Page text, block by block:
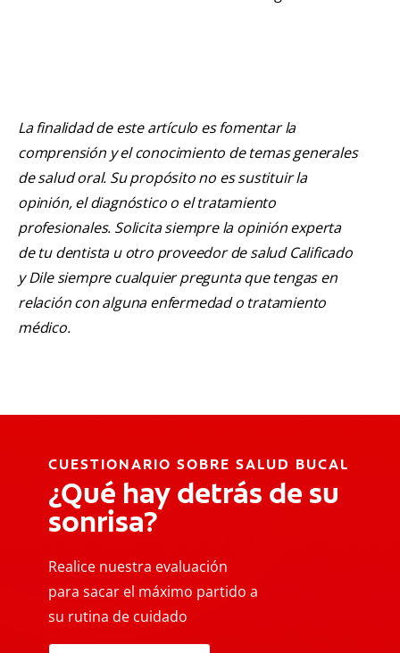
La finalidad de este artículo es fomentar la
comprensión y el conocimiento de temas generales
de salud oral. Su propósito no es sustituir la
opinión, el diagnóstico o el tratamiento
profesionales. Solicita siempre la opinión experta
de tu dentista u otro proveedor de salud Calificado
y Dile siempre cualquier pregunta que tengas en
relación con alguna enfermedad o tratamiento
médico.
CUESTIONARIO SOBRE SALUD BUCAL
¿Qué hay detrás de su
sonrisa?
Realice nuestra evaluación
para sacar el máximo partido a
su rutina de cuidado